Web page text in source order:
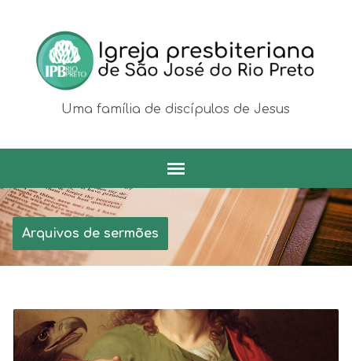
Uma família de discípulos de Jesus
Arquivos de sermões